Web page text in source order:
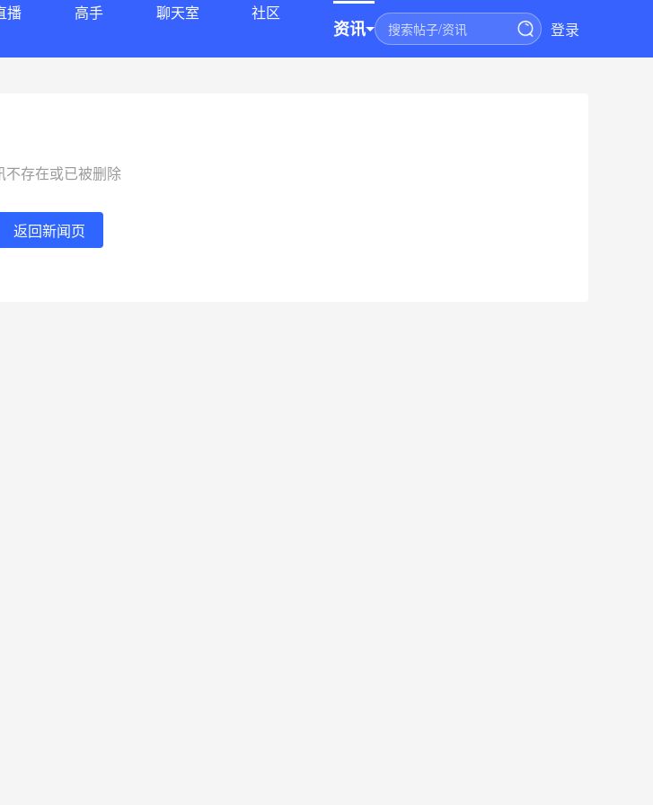
播 高手 聊天室 社区
资讯 登录
不存在或已被删除
返回新闻页